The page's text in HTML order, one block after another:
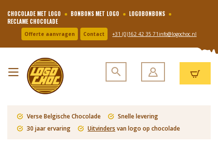
CHOCOLADE MET LOGO BONBONS MET LOGO
LOGOBONBONS
RECLAME CHOCOLADE
Offerte aanvragen Contact +31 (0)162 42 35 71 info@logochoc.nl
Verse Belgische Chocolade
Snelle levering
30 jaar ervaring
Uitvinders van logo op chocolade